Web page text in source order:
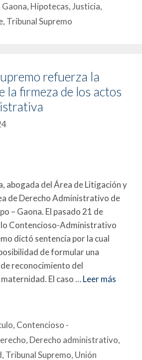
Gaona, Hipotecas,Justicia,
, Tribunal Supremo
refuerza la
la firmeza de los actos
abogada del Área de Litigación y
de Derecho Administrativo de
– Gaona. El pasado 21 de
lo Contencioso-Administrativo
dictó sentencia por la cual
de formular una
reconocimiento del
El caso …Leer más
, Contencioso -
, Derecho administrativo,
, Tribunal Supremo, Unión